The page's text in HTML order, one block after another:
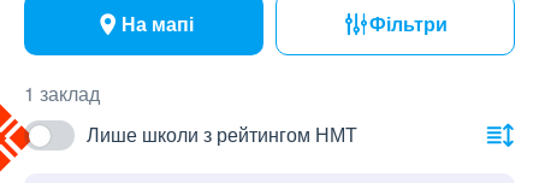
На мапі Фільтри
1 заклад
Лише школи з рейтингом НМТ